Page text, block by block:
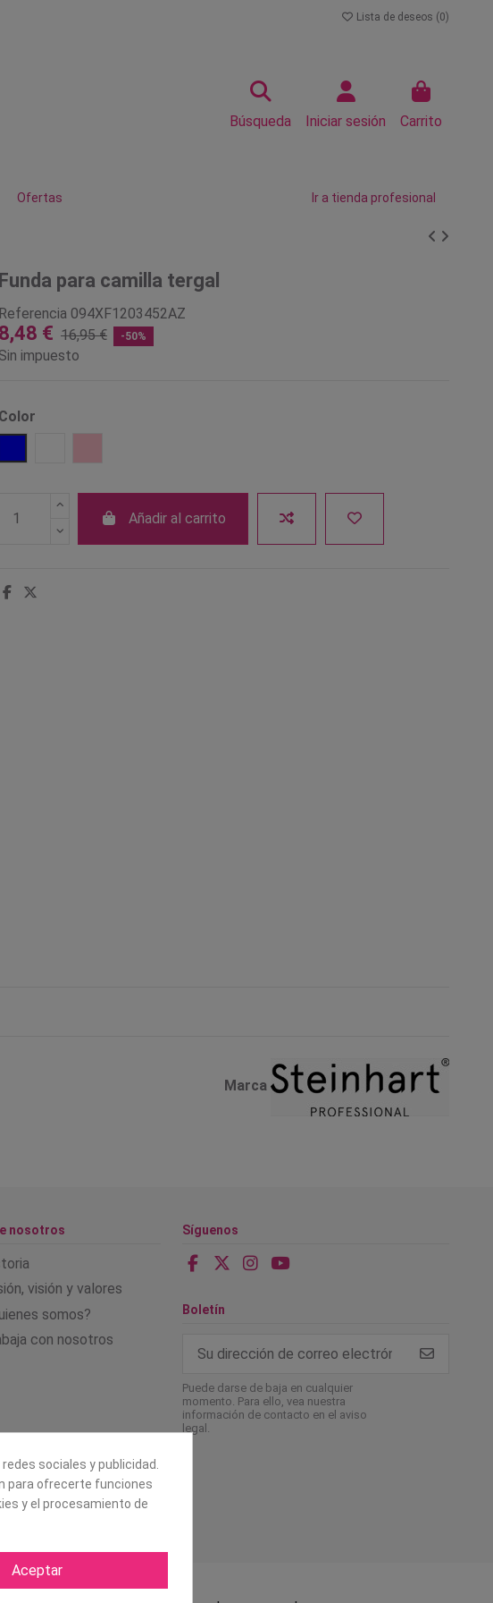
Lista de deseos (0)
Búsqueda Iniciar sesión Carrito
Ofertas Ir a tienda profesional
Funda para camilla tergal
Referencia 094XF1203452AZ
8,48 € 16,95 € -50%
Sin impuesto
Color
Añadir al carrito
Marca
nosotros
visión y valores
somos?
con nosotros
Síguenos
Boletín
Puede darse de baja en cualquier
momento. Para ello, vea nuestra
información de contacto en el aviso
legal.
sociales y publicidad.
para ofrecerte funciones
y el procesamiento de
Aceptar